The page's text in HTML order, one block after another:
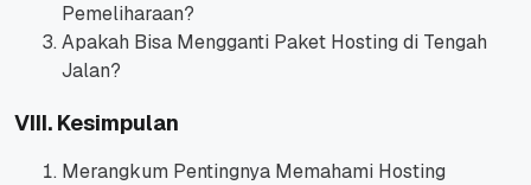
Pemeliharaan?
Apakah Bisa Mengganti Paket Hosting di Tengah
Jalan?
VIII. Kesimpulan
Merangkum Pentingnya Memahami Hosting